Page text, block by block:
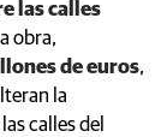
las calles
obra,
de euros,
la
calles del